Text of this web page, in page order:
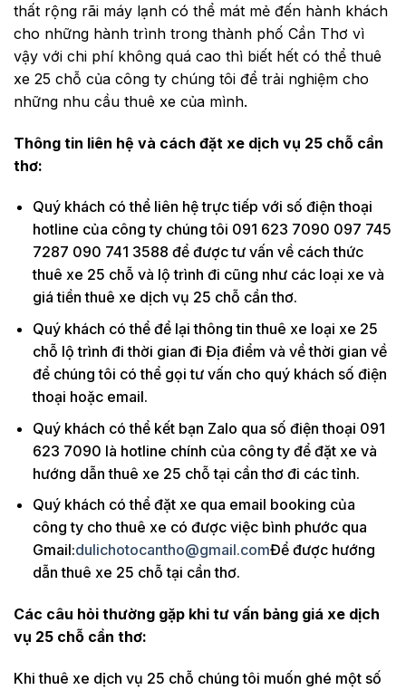
thất rộng rãi máy lạnh có thể mát mẻ đến hành khách
cho những hành trình trong thành phố Cần Thơ vì
vậy với chi phí không quá cao thì biết hết có thể thuê
xe 25 chỗ của công ty chúng tôi để trải nghiệm cho
những nhu cầu thuê xe của mình.
Thông tin liên hệ và cách đặt xe dịch vụ 25 chỗ cần
thơ:
Quý khách có thể liên hệ trực tiếp với số điện thoại
hotline của công ty chúng tôi 091 623 7090 097 745
7287 090 741 3588 để được tư vấn về cách thức
thuê xe 25 chỗ và lộ trình đi cũng như các loại xe và
giá tiền thuê xe dịch vụ 25 chỗ cần thơ.
Quý khách có thể để lại thông tin thuê xe loại xe 25
chỗ lộ trình đi thời gian đi Địa điểm và về thời gian về
để chúng tôi có thể gọi tư vấn cho quý khách số điện
thoại hoặc email.
Quý khách có thể kết bạn Zalo qua số điện thoại 091
623 7090 là hotline chính của công ty để đặt xe và
hướng dẫn thuê xe 25 chỗ tại cần thơ đi các tỉnh.
Quý khách có thể đặt xe qua email booking của
công ty cho thuê xe có được việc bình phước qua
Gmail:dulichotocantho@gmail.comĐể được hướng
dẫn thuê xe 25 chỗ tại cần thơ.
Các câu hỏi thường gặp khi tư vấn bảng giá xe dịch
vụ 25 chỗ cần thơ:
Khi thuê xe dịch vụ 25 chỗ chúng tôi muốn ghé một số